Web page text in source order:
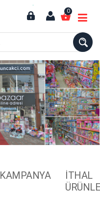
0
KAMPANYA
İTHAL